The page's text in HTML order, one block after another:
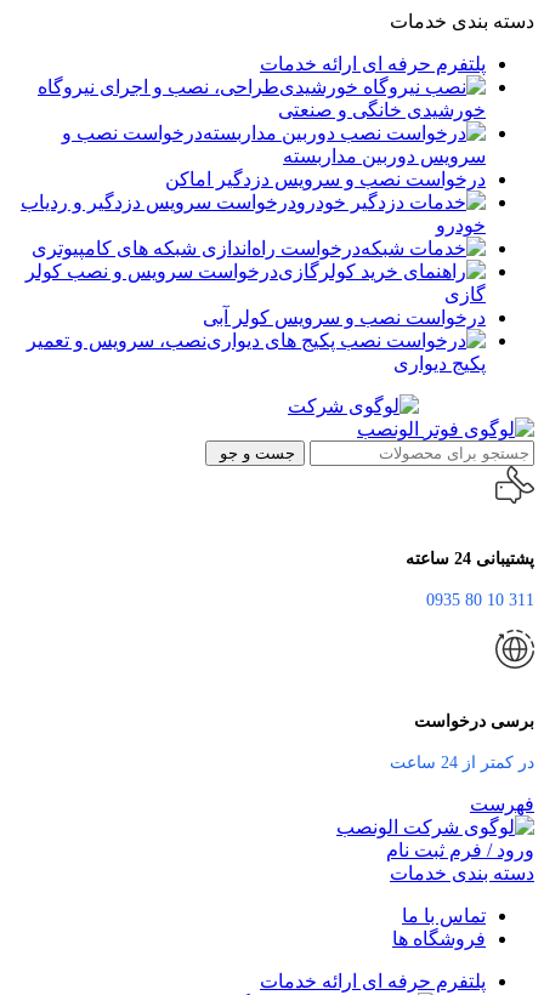
دسته بندی خدمات
پلتفرم حرفه ای ارائه خدمات
طراحی، نصب و اجرای نیروگاه
خورشیدی خانگی و صنعتی
درخواست نصب و
سرویس دوربین مداربسته
درخواست نصب و سرویس دزدگیر اماکن
درخواست سرویس دزدگیر و ردیاب
خودرو
درخواست راه‌اندازی شبکه های کامپیوتری
درخواست سرویس و نصب کولر
گازی
درخواست نصب و سرویس کولر آبی
نصب، سرویس و تعمیر
پکیج دیواری
جست و جو
پشتیبانی 24 ساعته
311 10 80 0935
برسی درخواست
در کمتر از 24 ساعت
فهرست
ورود / فرم ثبت نام
دسته بندی خدمات
تماس با ما
فروشگاه ها
پلتفرم حرفه ای ارائه خدمات